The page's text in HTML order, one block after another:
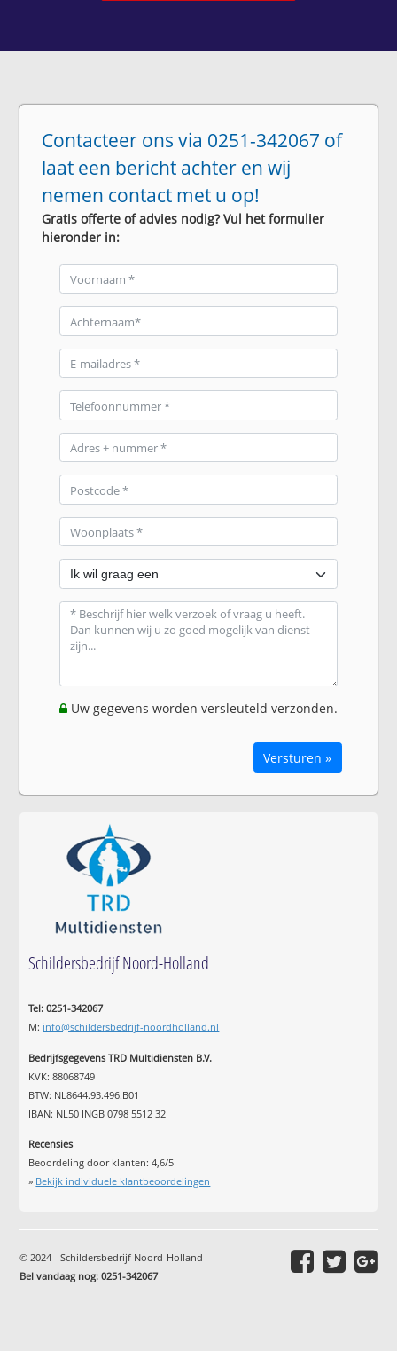
Contacteer ons via 0251-342067 of
laat een bericht achter en wij
nemen contact met u op!
Gratis offerte of advies nodig? Vul het formulier
hieronder in:
Uw gegevens worden versleuteld verzonden.
Versturen »
Schildersbedrijf Noord-Holland
Tel: 0251-342067
M: info@schildersbedrijf-noordholland.nl
Bedrijfsgegevens TRD Multidiensten B.V.
KVK: 88068749
BTW: NL8644.93.496.B01
IBAN: NL50 INGB 0798 5512 32
Recensies
Beoordeling door klanten:4,6/5
» Bekijk individuele klantbeoordelingen
© 2024 - Schildersbedrijf Noord-Holland
Bel vandaag nog: 0251-342067